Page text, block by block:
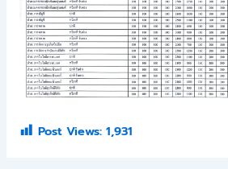
Post Views: 1,931